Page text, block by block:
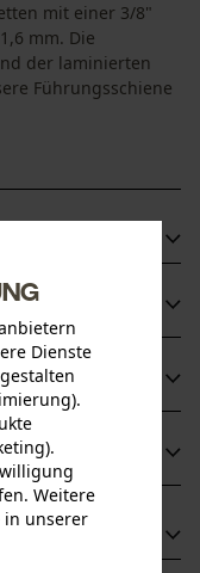
mit einer 3/8"
mm. Die
der laminierten
Führungsschiene
Legierung
von Kette und
Dienste
Weitere
in unserer